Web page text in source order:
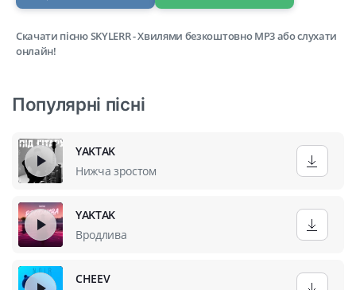
Скачати пісню SKYLERR - Хвилями безкоштовно MP3 або слухати
онлайн!
Популярні пісні
YAKTAK
Нижча зростом
YAKTAK
Вродлива
CHEEV